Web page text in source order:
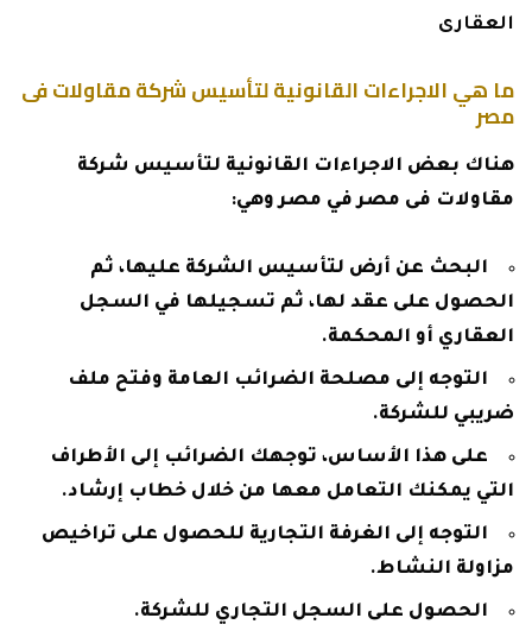
العقارى
ما هي الاجراءات القانونية لتأسيس شركة مقاولات فى
مصر
هناك بعض الاجراءات القانونية لتأسيس شركة
مقاولات فى مصر في مصر وهي:
البحث عن أرض لتأسيس الشركة عليها، ثم
الحصول على عقد لها، ثم تسجيلها في السجل
العقاري أو المحكمة.
التوجه إلى مصلحة الضرائب العامة وفتح ملف
ضريبي للشركة.
على هذا الأساس، توجهك الضرائب إلى الأطراف
التي يمكنك التعامل معها من خلال خطاب إرشاد.
التوجه إلى الغرفة التجارية للحصول على تراخيص
مزاولة النشاط.
الحصول على السجل التجاري للشركة.